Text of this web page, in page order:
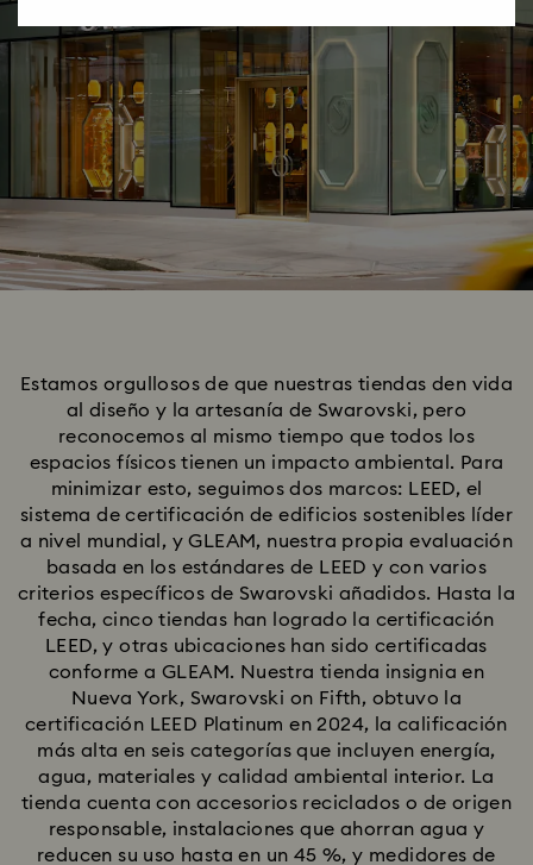
Estamos orgullosos de que nuestras tiendas den vida
al diseño y la artesanía de Swarovski, pero
reconocemos al mismo tiempo que todos los
espacios físicos tienen un impacto ambiental. Para
minimizar esto, seguimos dos marcos: LEED, el
sistema de certificación de edificios sostenibles líder
a nivel mundial, y GLEAM, nuestra propia evaluación
basada en los estándares de LEED y con varios
criterios específicos de Swarovski añadidos. Hasta la
fecha, cinco tiendas han logrado la certificación
LEED, y otras ubicaciones han sido certificadas
conforme a GLEAM. Nuestra tienda insignia en
Nueva York, Swarovski on Fifth, obtuvo la
certificación LEED Platinum en 2024, la calificación
más alta en seis categorías que incluyen energía,
agua, materiales y calidad ambiental interior. La
tienda cuenta con accesorios reciclados o de origen
responsable, instalaciones que ahorran agua y
reducen su uso hasta en un 45 %, y medidores de